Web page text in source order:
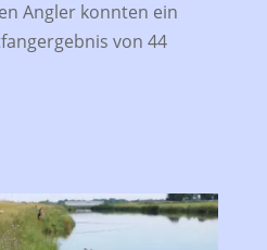
Angler konnten ein
von 44